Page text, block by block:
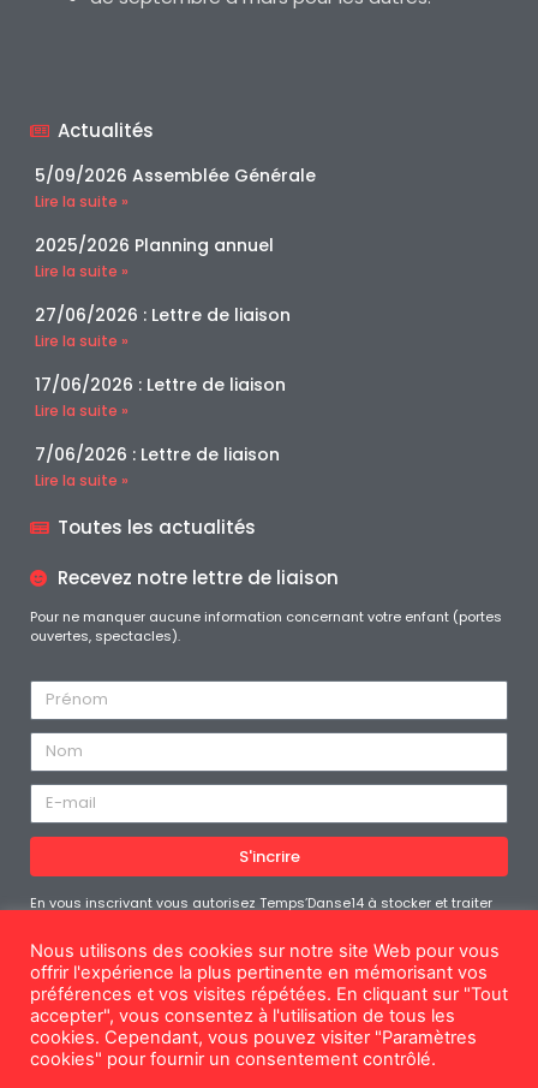
Actualités
5/09/2026 Assemblée Générale
Lire la suite »
2025/2026 Planning annuel
Lire la suite »
27/06/2026 : Lettre de liaison
Lire la suite »
17/06/2026 : Lettre de liaison
Lire la suite »
7/06/2026 : Lettre de liaison
Lire la suite »
Toutes les actualités
Recevez notre lettre de liaison
Pour ne manquer aucune information concernant votre enfant (portes
ouvertes, spectacles).
S'incrire
En vous inscrivant vous autorisez Temps’Danse14 à stocker et traiter
demandé. Vous pouvez vous désabonner à tout moment
Mentions légales
Nous utilisons des cookies sur notre site Web pour vous
offrir l'expérience la plus pertinente en mémorisant vos
préférences et vos visites répétées. En cliquant sur "Tout
accepter", vous consentez à l'utilisation de tous les
cookies. Cependant, vous pouvez visiter "Paramètres
cookies" pour fournir un consentement contrôlé.